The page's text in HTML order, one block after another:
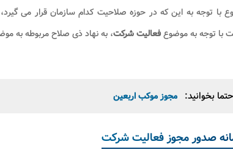
با توجه به این که در حوزه صلاحیت کدام سازمان قرار می
با توجه به موضوعفعالیت شرکت، به نهاد ذی صلاح مربوطه به
حتما بخوانید: مجوز موکب اربعین
صدور مجوز فعالیت شرکت